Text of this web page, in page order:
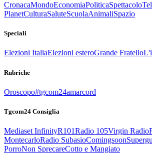
CronacaMondoEconomiaPoliticaSpettacolo
PlanetCulturaSaluteScuolaAnimaliSpazio
Speciali
Elezioni ItaliaElezioni esteroGrande Fratello
Rubriche
Oroscopo#tgcom24amarcord
Tgcom24 Consiglia
Mediaset InfinityR101Radio 105Virgin Radio
MontecarloRadio SubasioComingsoon
PorroNon SprecareCotto e Mangiato